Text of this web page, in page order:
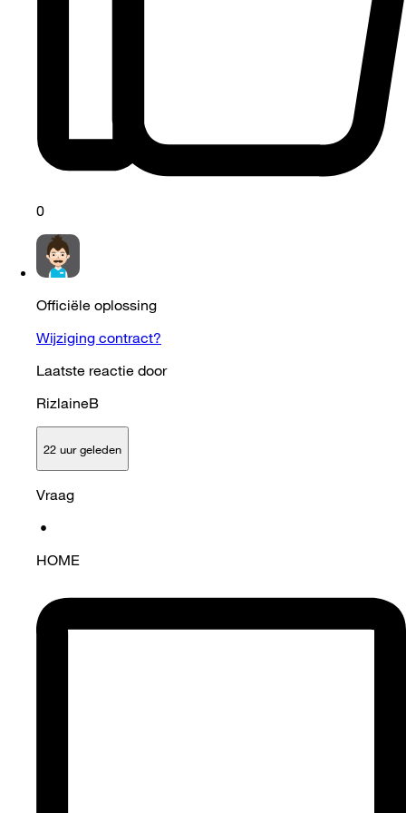
0
Officiële oplossing
Wijziging contract?
Laatste reactie door
RizlaineB
22 uur geleden
Vraag
•
HOME